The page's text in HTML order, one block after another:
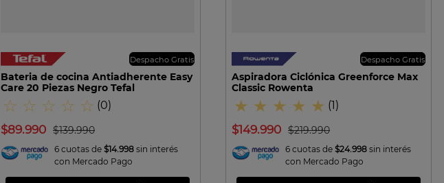
Despacho Gratis
Bateria de cocina Antiadherente Easy
Care 20 Piezas Negro Tefal
☆ ☆ ☆ ☆ ☆ (0)
$139.990
$89.990
6 cuotas de $14.998 sin interés
con Mercado Pago
Despacho Gratis
Aspiradora Ciclónica Greenforce Max
Classic Rowenta
★ ★ ★ ★ ★ (1 )
$219.990
$149.990
6 cuotas de $24.998 sin interés
con Mercado Pago